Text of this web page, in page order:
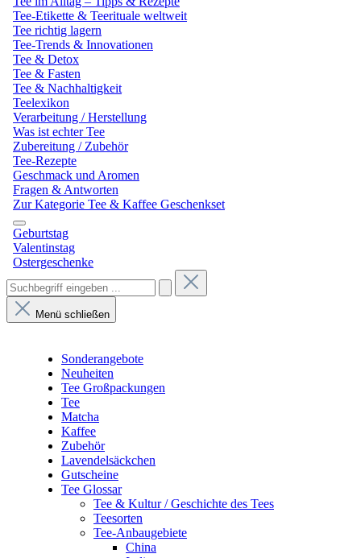
Tee-Etikette & Teerituale weltweit
Tee richtig lagern
Tee-Trends & Innovationen
Tee & Detox
Tee & Fasten
Tee & Nachhaltigkeit
Teelexikon
Verarbeitung / Herstellung
Was ist echter Tee
Zubereitung / Zubehör
Tee-Rezepte
Geschmack und Aromen
Fragen & Antworten
Zur Kategorie Tee & Kaffee Geschenkset
Geburtstag
Valentinstag
Ostergeschenke
Menü schließen
Sonderangebote
Neuheiten
Tee Großpackungen
Tee
Matcha
Kaffee
Zubehör
Lavendelsäckchen
Gutscheine
Tee Glossar
Tee & Kultur / Geschichte des Tees
Teesorten
Tee-Anbaugebiete
China